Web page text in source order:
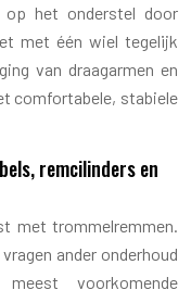
het onderstel door
met één wiel tegelijk
van draagarmen en
comfortabele, stabiele
remcilinders en
met trommelremmen.
ander onderhoud
voorkomende